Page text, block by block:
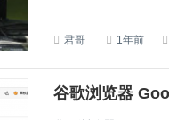
君哥 1年前
谷歌浏览器